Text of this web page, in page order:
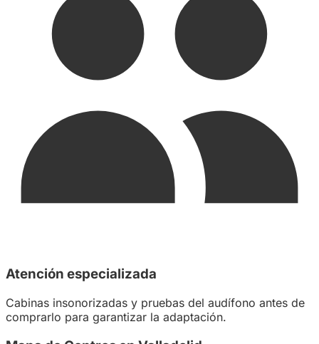
Atención especializada
Cabinas insonorizadas y pruebas del audífono antes de
comprarlo para garantizar la adaptación.